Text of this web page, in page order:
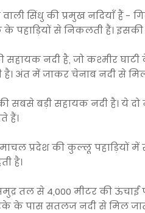
सिंधु की प्रमुख नदियाँ हैं -
पहाड़ियों से निकलती हैं।
नदी है, जो कश्मीर घाटी
अंत में जाकर चेनाब नदी से मिल
सबसे बड़ी सहायक नदी है। ये
हैं।
प्रदेश की कुल्लू पहाड़ियों में
है।
तल से 4,000 मीटर की
के पास सतलज नदी से मिल